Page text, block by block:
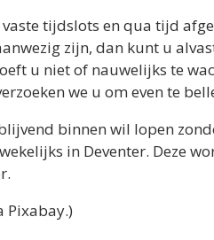
tijdslots en qua tijd
zijn, dan kunt u
u niet of nauwelijks te
we u om even te
binnen wil lopen
in Deventer. Deze
Pixabay.)